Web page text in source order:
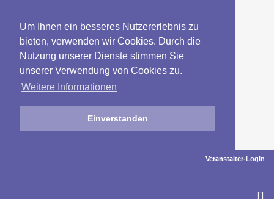
Um Ihnen ein besseres Nutzererlebnis zu
bieten, verwenden wir Cookies. Durch die
Nutzung unserer Dienste stimmen Sie
unserer Verwendung von Cookies zu.
Weitere Informationen
Einverstanden
Veranstalter-Login